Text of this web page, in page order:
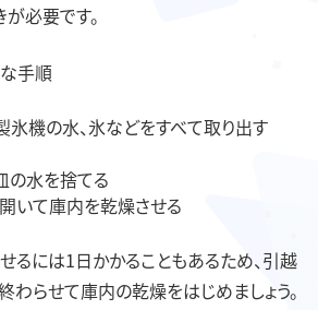
必要です。
手順
機の水、氷などをすべて取り出す
の水を捨てる
いて庫内を乾燥させる
るには1日かかることもあるため、引越
わらせて庫内の乾燥をはじめましょう。